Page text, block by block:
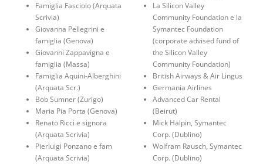
Famiglia Fasciolo (Arquata
Scrivia)
Giovanna Pellegrini e
famiglia (Genova)
Giovanni Zappavigna e
famiglia (Massa)
Famiglia Aquini-Alberghini
(Arquata Scr.)
Bob Sumner (Zurigo)
Maria Pia Porta (Genova)
Renato Ricci e signora
(Arquata Scrivia)
Pierluigi Ponzano e fam
(Arquata Scrivia)
La Silicon Valley
Community Foundation e la
Symantec Foundation
(corporate advised fund of
the Silicon Valley
Community Foundation)
British Airways & Air Lingus
Germania Airlines
Advanced Car Rental
(Beirut)
Mick Halpin, Symantec
Corp. (Dublino)
Wolfram Rausch, Symantec
Corp. (Dublino)